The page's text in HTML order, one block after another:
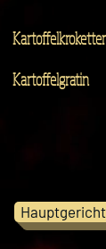
Kartoffelgratin